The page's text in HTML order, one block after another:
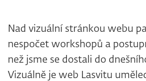
Nad vizuální stránkou webu
nespočet workshopů a
než jsme se dostali do
Vizuálně je web Lasvitu